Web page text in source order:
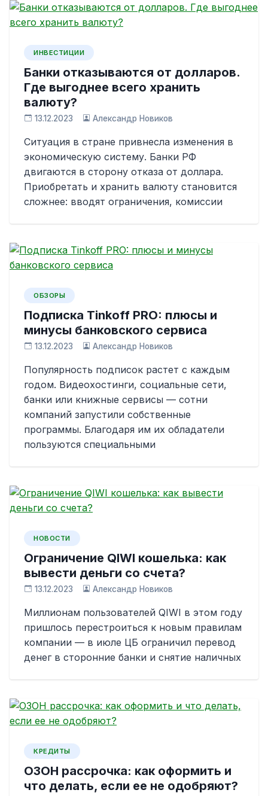
ИНВЕСТИЦИИ
Банки отказываются от долларов.
Где выгоднее всего хранить
валюту?
13.12.2023 Александр Новиков
Ситуация в стране привнесла изменения в
экономическую систему. Банки РФ
двигаются в сторону отказа от доллара.
Приобретать и хранить валюту становится
сложнее: вводят ограничения, комиссии
ОБЗОРЫ
Подписка Tinkoff PRO: плюсы и
минусы банковского сервиса
13.12.2023 Александр Новиков
Популярность подписок растет с каждым
годом. Видеохостинги, социальные сети,
банки или книжные сервисы — сотни
компаний запустили собственные
программы. Благодаря им их обладатели
пользуются специальными
НОВОСТИ
Ограничение QIWI кошелька: как
вывести деньги со счета?
13.12.2023 Александр Новиков
Миллионам пользователей QIWI в этом году
пришлось перестроиться к новым правилам
компании — в июле ЦБ ограничил перевод
денег в сторонние банки и снятие наличных
КРЕДИТЫ
ОЗОН рассрочка: как оформить и
что делать, если ее не одобряют?